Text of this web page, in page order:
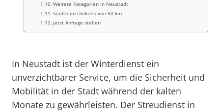
Weitere Kategorien in Neustadt
Städte im Umkreis von 50 km
Jetzt Anfrage stellen
In Neustadt ist der Winterdienst ein
unverzichtbarer Service, um die Sicherheit und
Mobilität in der Stadt während der kalten
Monate zu gewährleisten. Der Streudienst in